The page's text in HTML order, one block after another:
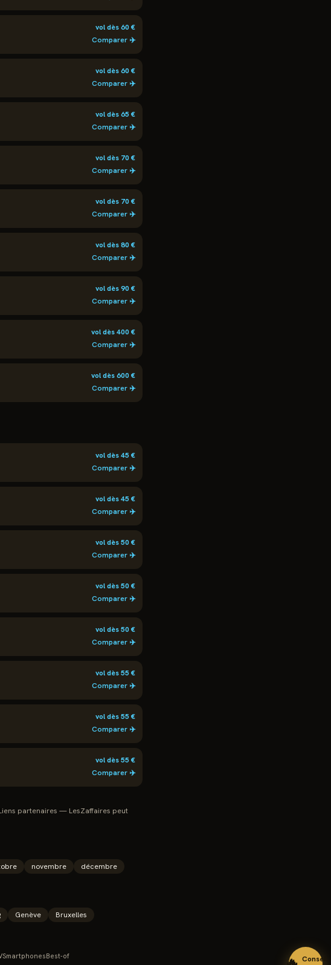
vol dès60€
Comparer ✈️
vol dès60€
Comparer ✈️
vol dès65 €
Comparer ✈️
vol dès 70€
Comparer ✈️
vol dès 70€
Comparer ✈️
vol dès80€
Comparer ✈️
vol dès90€
Comparer ✈️
vol dès400€
Comparer ✈️
vol dès600€
Comparer ✈️
vol dès45 €
Comparer ✈️
vol dès45 €
Comparer ✈️
vol dès50€
Comparer ✈️
vol dès50€
Comparer ✈️
vol dès50€
Comparer ✈️
vol dès55 €
Comparer ✈️
vol dès55 €
Comparer ✈️
vol dès55 €
Comparer ✈️
partenaires — LesZaffaires peut
novembre décembre
Genève Bruxelles
Conseil
SmartphonesBest-of